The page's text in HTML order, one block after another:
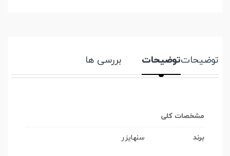
توضیحاتتوضیحات بررسی ها
مشخصات کلی
برند سنهایزر